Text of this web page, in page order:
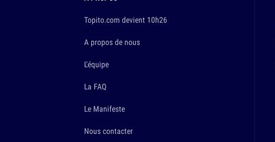
Topito.com devient 10h26
A propos de nous
L'équipe
La FAQ
Le Manifeste
Nous contacter